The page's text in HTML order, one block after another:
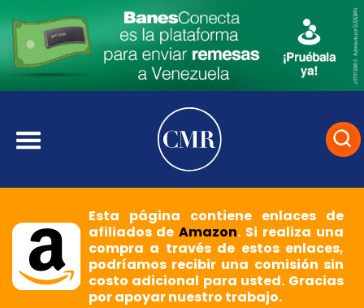
Esta página contiene enlaces de
afiliados deAmazon. Si realiza una
compra a través de estos enlaces,
podríamos recibir una comisión sin
costo adicional para usted. Gracias
por apoyar nuestro trabajo.